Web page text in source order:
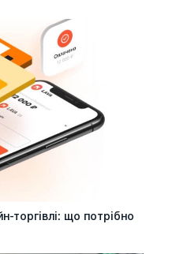
торгівлі: що потрібно